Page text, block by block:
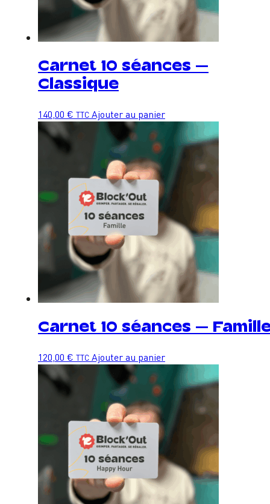
Carnet 10 séances –
Classique
140,00 € TTC Ajouter au panier
Carnet 10 séances –
120,00 € TTC Ajouter au panier